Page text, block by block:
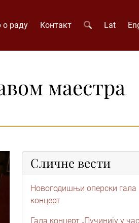
раду Контакт Lat
маестра
Сличне вести
Новогодишњи оперски гала
концерт
Гала концерт „Пучинију у